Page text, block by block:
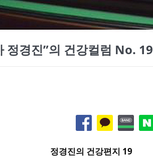
정경진”의 건강컬럼 No. 19
정경진의 건강편지 19